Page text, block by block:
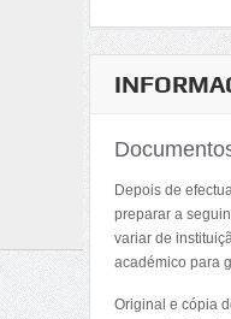
Depois de
preparar a
variar de
académico para
Original e cópia